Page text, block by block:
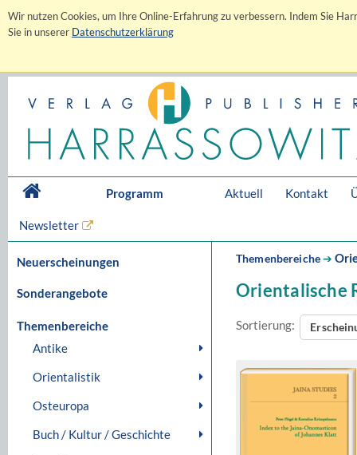
Wir nutzen Cookies, um Ihre Online-Erfahrung zu verbessern. Indem Sie
Sie in unserer Datenschutzerklärung
Programm Aktuell Kontakt
Newsletter
Neuerscheinungen
Sonderangebote
Themenbereiche
Antike
Orientalistik
Osteuropa
Buch / Kultur / Geschichte
Themenbereiche➔
Orientalische
Sortierung: